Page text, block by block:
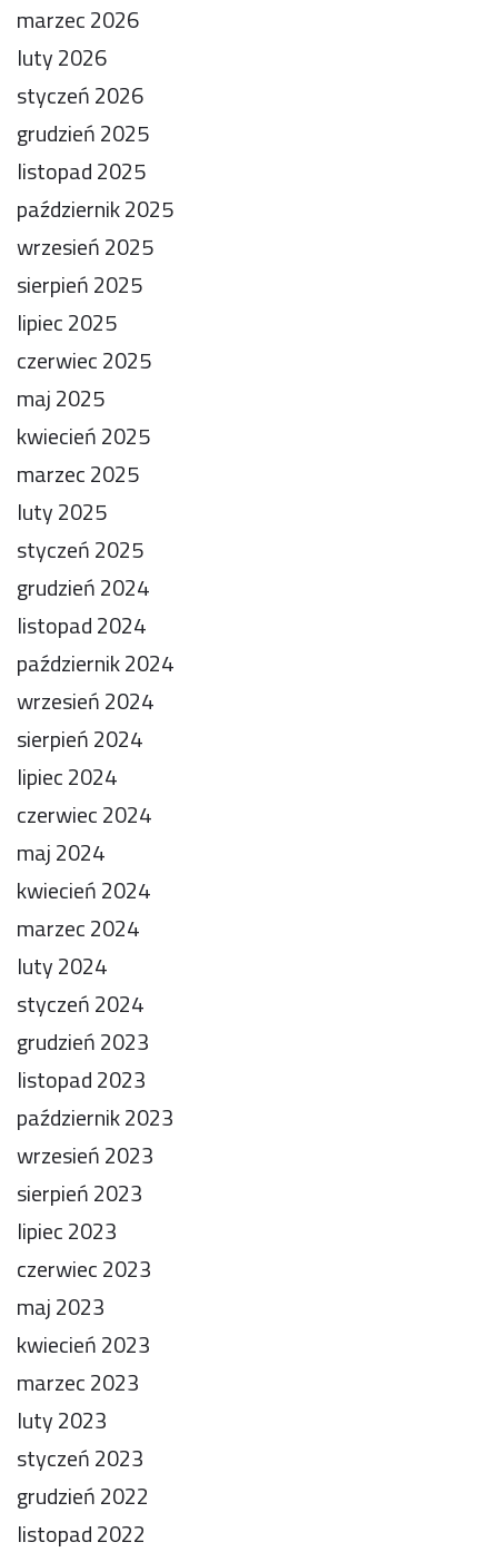
marzec 2026
luty 2026
styczeń 2026
grudzień 2025
listopad 2025
październik 2025
wrzesień 2025
sierpień 2025
lipiec 2025
czerwiec 2025
maj 2025
kwiecień 2025
marzec 2025
luty 2025
styczeń 2025
grudzień 2024
listopad 2024
październik 2024
wrzesień 2024
sierpień 2024
lipiec 2024
czerwiec 2024
maj 2024
kwiecień 2024
marzec 2024
luty 2024
styczeń 2024
grudzień 2023
listopad 2023
październik 2023
wrzesień 2023
sierpień 2023
lipiec 2023
czerwiec 2023
maj 2023
kwiecień 2023
marzec 2023
luty 2023
styczeń 2023
grudzień 2022
listopad 2022